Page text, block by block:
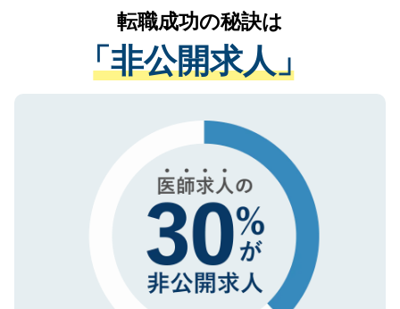
は、個人情報の取り扱いについての厳密な
管理基準を満たした事業者のみに付与され
る、プライバシーマークを取得済みです。
で、機密保持に関してもご安心ください。
かがいして、現在の医療機関の状況や紹介
経験をまじえながら、適切なアドバイスを
させていただきます。すぐにご転職をされ
ない方には、長期的なサポートが可能です
ので、まずはご登録ください。
転職成功の秘訣は
「非公開求人」